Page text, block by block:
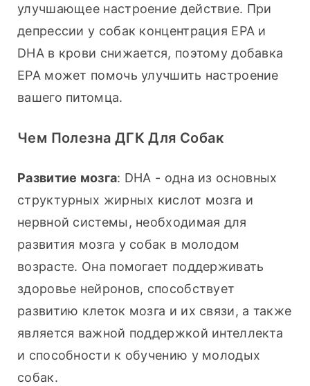
улучшающее настроение действие. При
депрессии у собак концентрация EPA и
DHA в крови снижается, поэтому добавка
EPA может помочь улучшить настроение
вашего питомца.
Чем Полезна ДГК Для Собак
Развитие мозга: DHA - одна из основных
структурных жирных кислот мозга и
нервной системы, необходимая для
развития мозга у собак в молодом
возрасте. Она помогает поддерживать
здоровье нейронов, способствует
развитию клеток мозга и их связи, а также
является важной поддержкой интеллекта
и способности к обучению у молодых
собак.